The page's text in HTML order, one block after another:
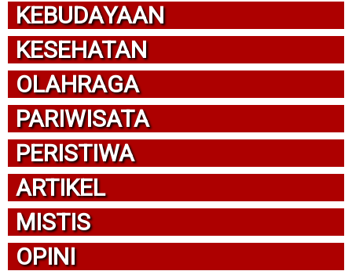
KEBUDAYAAN
KESEHATAN
OLAHRAGA
PARIWISATA
PERISTIWA
ARTIKEL
MISTIS
OPINI